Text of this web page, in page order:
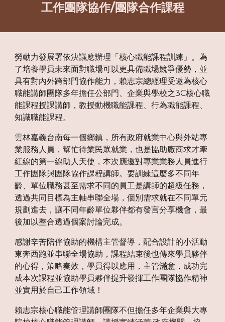
工作團隊協作/團隊合作課程
勞動力發展署依決議應辦理「核心職能課程訓練」。為
了培養學員未來面對職場可以更具備職場競爭優勢，並
具有對內外跨部門協作能力，賴志宗總經理受邀為核心
職能講師團隊多年擔任公部門、企業與學校之3C核心職
能課程授課講師，教授動機職能課程、行為職能課程、
知識職能課程。
雲林嘉義台南每一個鄉鎮，所有政府就業中心與外站專
業服務人員，幫忙待業民眾就業，也是協助廠商求才牽
紅線的第一線助人天使，本次應邀對專業業務人員進行
工作團隊與團隊協作課程講師。要訓練這麼多不同年
齡、單位職務甚至需求不同的員工是講師的超級任務，
透過共同目標為主軸串聯全場，個別需求就在不同單元
規劃進去，讓不同年齡單位夥伴都有發言分享機會，最
後加以整合透過個案討論完成。
感謝辛苦陪伴協助的機構主管督導，配合設計的小活動
東奔西跑並串聯全場協助，課程結束後也傳來學員夥伴
的心得，策略奏效，學員得以應用，主管滿意，成功完
成本次課程並協助學員夥伴提升發揮工作團隊協作精神
並實用於自己工作領域！
賴志宗核心職能管理講師團隊不但擔任多年企業與大專